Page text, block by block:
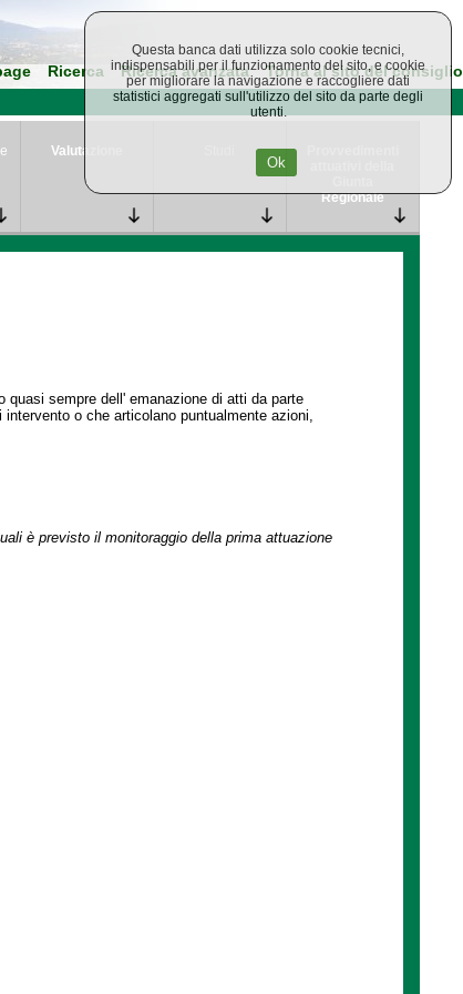
Ricerca Ricerca avanzata Torna al sito del consiglio
Valutazione
Regionale
quasi sempre dell' emanazione di atti da parte
o che articolano puntualmente azioni,
è previsto il monitoraggio della prima attuazione
Questa banca dati utilizza solo cookie tecnici,
indispensabili per il funzionamento del sito, e cookie
per migliorare la navigazione e raccogliere dati
statistici aggregati sull'utilizzo del sito da parte degli
utenti.
Ok